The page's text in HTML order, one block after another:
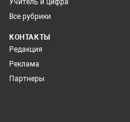
Все рубрики
КОНТАКТЫ
Редакция
Реклама
Партнеры